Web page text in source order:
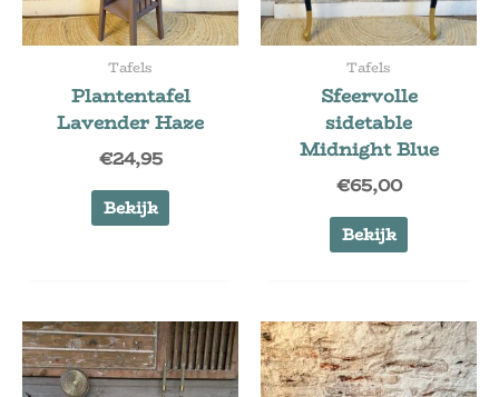
Tafels
Plantentafel
Lavender Haze
€24,95
Bekijk
Tafels
Sfeervolle
sidetable
Midnight Blue
€65,00
Bekijk